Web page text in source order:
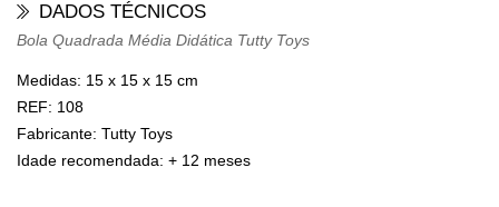
DADOS TÉCNICOS
Bola Quadrada Média Didática Tutty Toys
Medidas: 15 x 15 x 15 cm
REF: 108
Fabricante: Tutty Toys
Idade recomendada: + 12 meses